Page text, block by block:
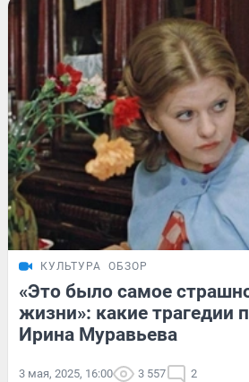
КУЛЬТУРА ОБЗОР
«Это было самое
жизни»: какие трагедии
Ирина Муравьева
3 мая, 2025, 16:00 3 557 2